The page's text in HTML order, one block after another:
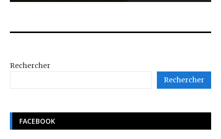
Rechercher
Rechercher
FACEBOOK